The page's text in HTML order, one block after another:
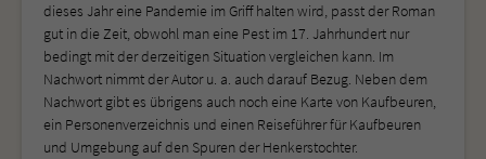
dieses Jahr eine Pandemie im Griff halten wird, passt der Roman
gut in die Zeit, obwohl man eine Pest im 17. Jahrhundert nur
bedingt mit der derzeitigen Situation vergleichen kann. Im
Nachwort nimmt der Autor u. a. auch darauf Bezug. Neben dem
Nachwort gibt es übrigens auch noch eine Karte von Kaufbeuren,
ein Personenverzeichnis und einen Reiseführer für Kaufbeuren
und Umgebung auf den Spuren der Henkerstochter.